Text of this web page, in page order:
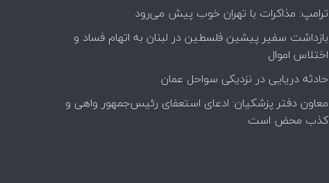
ترامپ: مذاکرات با تهران خوب پیش می‌رود
بازداشت سفیر پیشین فلسطین در لبنان به اتهام فساد و
اختلاس اموال
حادثه دریایی در نزدیکی سواحل عمان
معاون دفتر پزشکیان: ادعای استعفای رئیس‌جمهور واهی و
کذب محض است